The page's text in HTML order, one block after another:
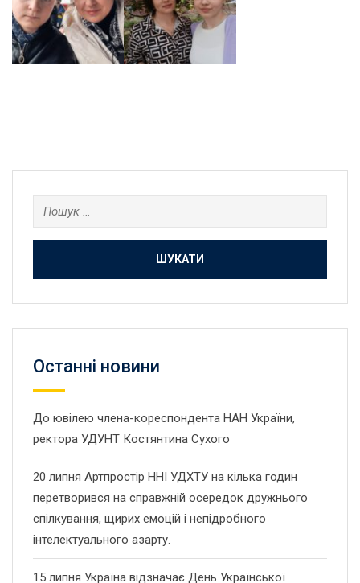
Пошук:
Останнi новини
До ювілею члена-кореспондента НАН України,
ректора УДУНТ Костянтина Сухого
20 липня Артпростір ННІ УДХТУ на кілька годин
перетворився на справжній осередок дружнього
спілкування, щирих емоцій і непідробного
інтелектуального азарту.
15 липня Україна відзначає День Української